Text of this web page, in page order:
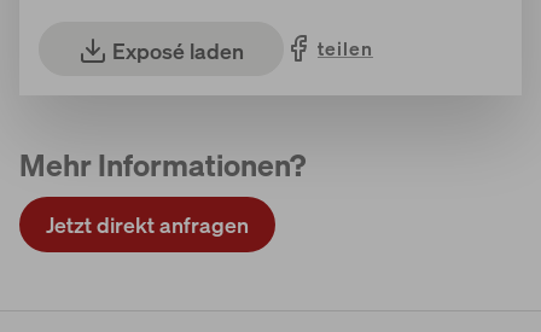
Exposé laden teilen
Mehr Informationen?
Jetzt direkt anfragen